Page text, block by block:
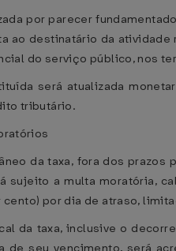
por parecer
ao destinatário da
do serviço público, nos
será atualizada
tributário.
da taxa, fora dos
sujeito a multa moratória,
cento) por dia de atraso,
da taxa, inclusive o
de seu vencimento, será